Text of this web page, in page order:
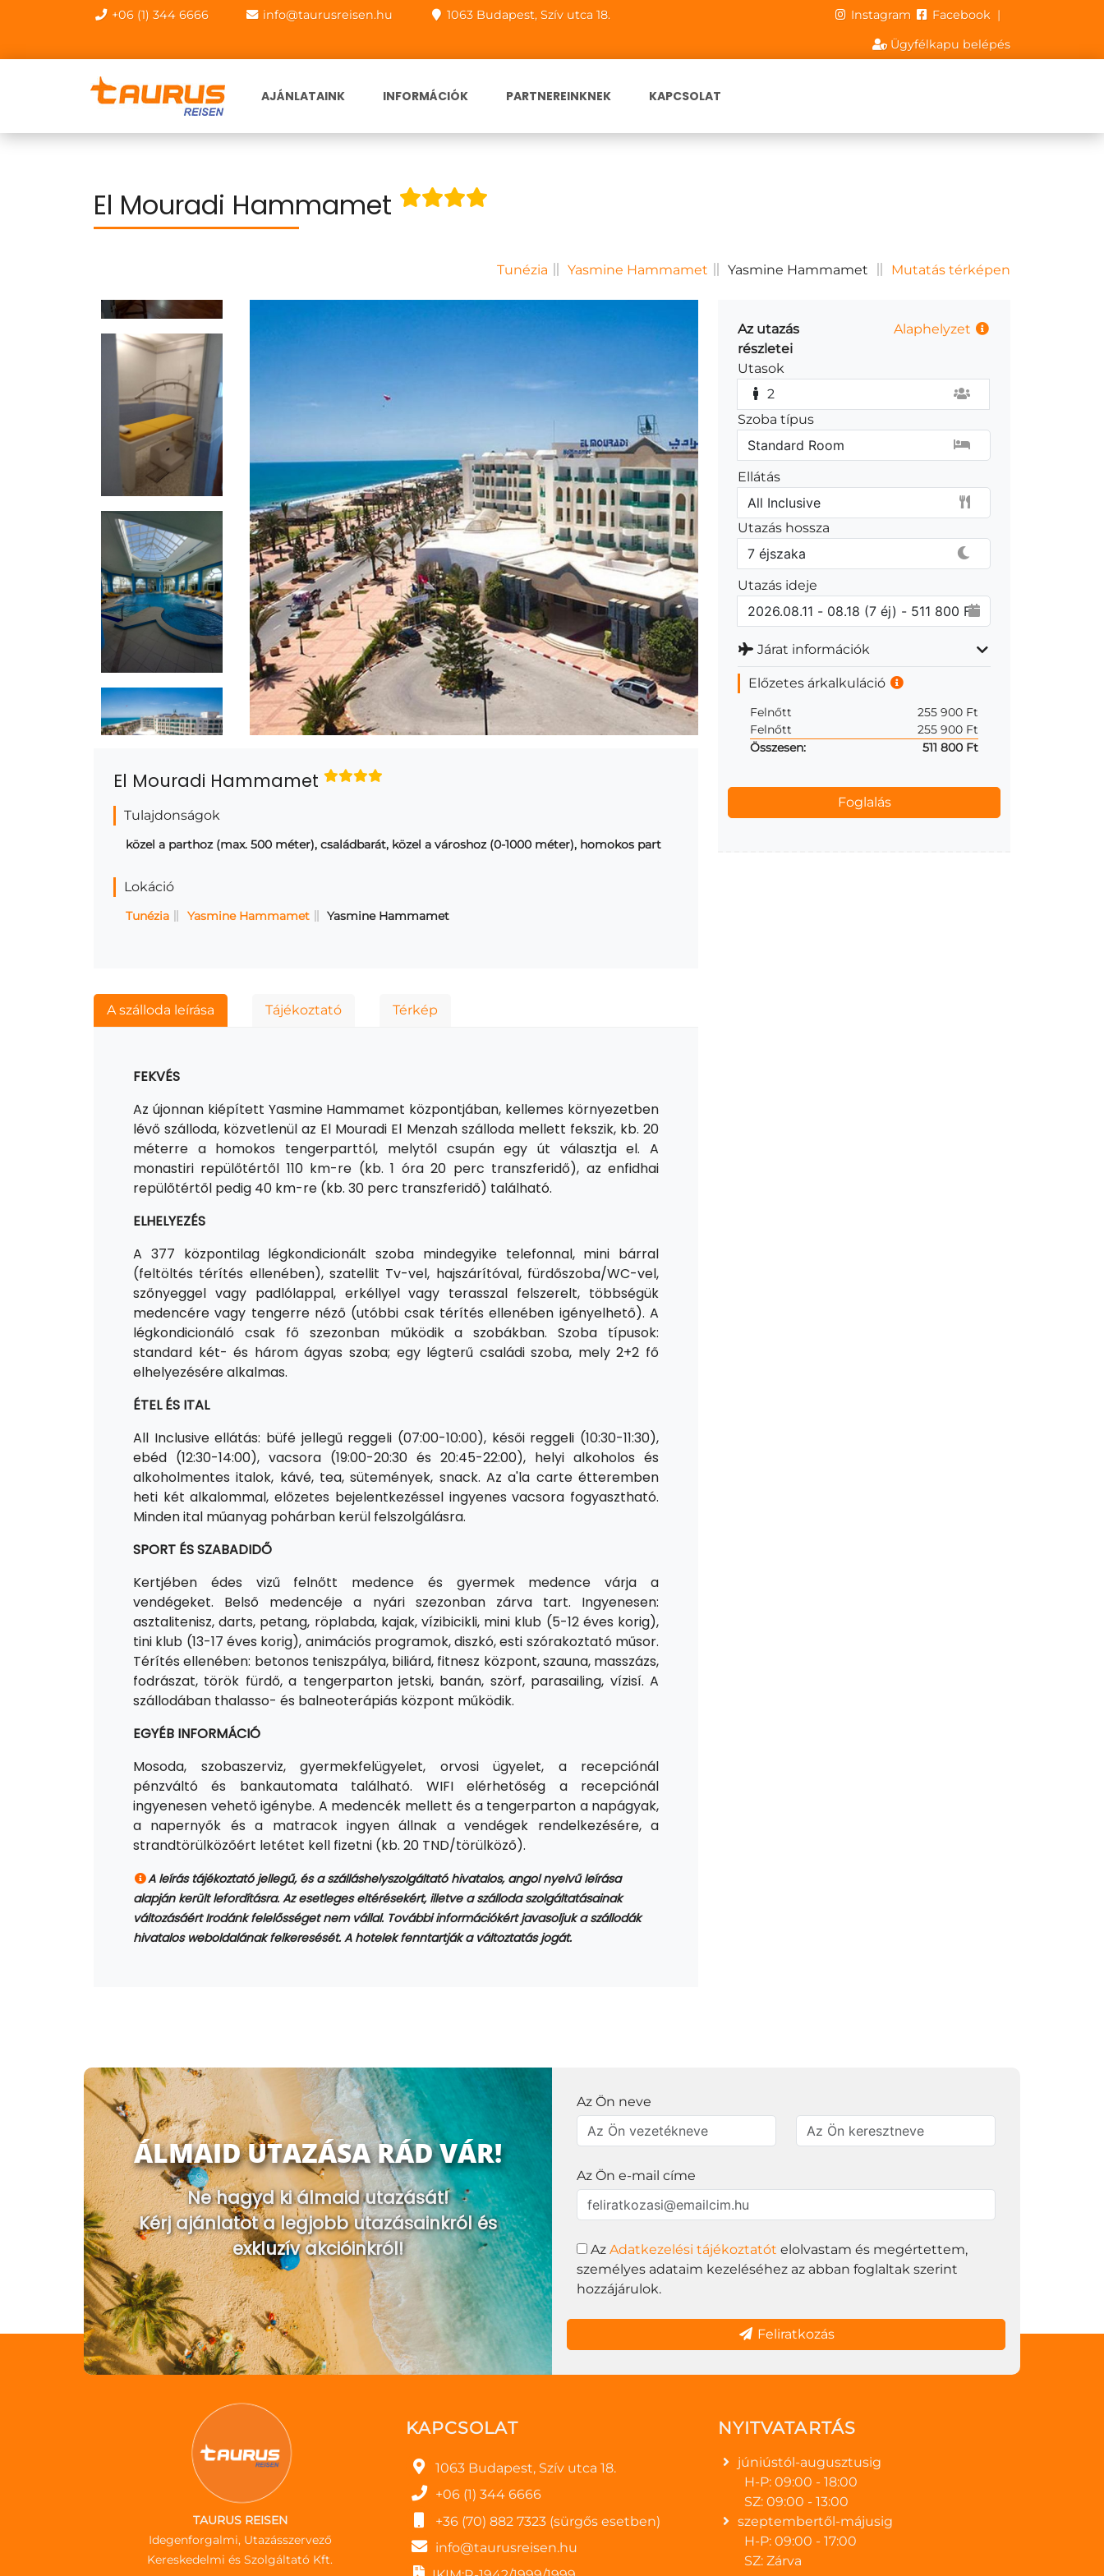
+06 (1) 344 6666 info@taurusreisen.hu 1063 Budapest, Szív utca 18. Instagram Facebook |
Ügyfélkapu belépés
AJÁNLATAINK INFORMÁCIÓK PARTNEREINKNEK KAPCSOLAT
El Mouradi Hammamet
Tunézia Yasmine Hammamet Yasmine Hammamet Mutatás térképen
El Mouradi Hammamet
Tulajdonságok
közel a parthoz (max. 500 méter), családbarát, közel a városhoz (0-1000 méter), homokos part
Lokáció
Tunézia Yasmine Hammamet Yasmine Hammamet
A szálloda leírása Tájékoztató Térkép
FEKVÉS
Az újonnan kiépített Yasmine Hammamet központjában, kellemes környezetben
lévő szálloda, közvetlenül az El Mouradi El Menzah szálloda mellett fekszik, kb. 20
méterre a homokos tengerparttól, melytől csupán egy út választja el. A
monastiri repülőtértől 110 km-re (kb. 1 óra 20 perc transzferidő), az enfidhai
repülőtértől pedig 40 km-re (kb. 30 perc transzferidő) található.
ELHELYEZÉS
A 377 központilag légkondicionált szoba mindegyike telefonnal, mini bárral
(feltöltés térítés ellenében), szatellit Tv-vel, hajszárítóval, fürdőszoba/WC-vel,
szőnyeggel vagy padlólappal, erkéllyel vagy terasszal felszerelt, többségük
medencére vagy tengerre néző (utóbbi csak térítés ellenében igényelhető). A
légkondicionáló csak fő szezonban működik a szobákban. Szoba típusok:
standard két- és három ágyas szoba; egy légterű családi szoba, mely 2+2 fő
elhelyezésére alkalmas.
ÉTEL ÉS ITAL
All Inclusive ellátás: büfé jellegű reggeli (07:00-10:00), késői reggeli (10:30-11:30),
ebéd (12:30-14:00), vacsora (19:00-20:30 és 20:45-22:00), helyi alkoholos és
alkoholmentes italok, kávé, tea, sütemények, snack. Az a'la carte étteremben
heti két alkalommal, előzetes bejelentkezéssel ingyenes vacsora fogyasztható.
Minden ital műanyag pohárban kerül felszolgálásra.
SPORT ÉS SZABADIDŐ
Kertjében édes vizű felnőtt medence és gyermek medence várja a
vendégeket. Belső medencéje a nyári szezonban zárva tart. Ingyenesen:
asztalitenisz, darts, petang, röplabda, kajak, vízibicikli, mini klub (5-12 éves korig),
tini klub (13-17 éves korig), animációs programok, diszkó, esti szórakoztató műsor.
Térítés ellenében: betonos teniszpálya, biliárd, fitnesz központ, szauna, masszázs,
fodrászat, török fürdő, a tengerparton jetski, banán, szörf, parasailing, vízisí. A
szállodában thalasso- és balneoterápiás központ működik.
EGYÉB INFORMÁCIÓ
Mosoda, szobaszerviz, gyermekfelügyelet, orvosi ügyelet, a recepciónál
pénzváltó és bankautomata található. WIFI elérhetőség a recepciónál
ingyenesen vehető igénybe. A medencék mellett és a tengerparton a napágyak,
a napernyők és a matracok ingyen állnak a vendégek rendelkezésére, a
strandtörülközőért letétet kell fizetni (kb. 20 TND/törülköző).
A leírás tájékoztató jellegű, és a szálláshelyszolgáltató hivatalos, angol nyelvű leírása
alapján került lefordításra. Az esetleges eltérésekért, illetve a szálloda szolgáltatásainak
változásáért Irodánk felelősséget nem vállal. További információkért javasoljuk a szállodák
hivatalos weboldalának felkeresését. A hotelek fenntartják a változtatás jogát.
Az utazás
részletei
Alaphelyzet
Utasok
2
Szoba típus
Ellátás
Utazás hossza
Utazás ideje
Járat információk
Előzetes árkalkuláció
Felnőtt
255 900 Ft
Felnőtt
255 900 Ft
Összesen:
511 800 Ft
ÁLMAID UTAZÁSA RÁD VÁR!
Ne hagyd ki álmaid utazását!
Kérj ajánlatot a legjobb utazásainkról és
exkluzív akcióinkról!
Az Ön neve
Az Ön e-mail címe
Az Adatkezelési tájékoztatót elolvastam és megértettem,
személyes adataim kezeléséhez az abban foglaltak szerint
hozzájárulok.
Feliratkozás
TAURUS REISEN
Idegenforgalmi, Utazásszervező
Kereskedelmi és Szolgáltató Kft.
KAPCSOLAT
1063 Budapest, Szív utca 18.
+06 (1) 344 6666
+36 (70) 882 7323 (sürgős esetben)
info@taurusreisen.hu
NYITVATARTÁS
júniústól-augusztusig
H-P: 09:00 - 18:00
SZ: 09:00 - 13:00
szeptembertől-májusig
H-P: 09:00 - 17:00
SZ: Zárva